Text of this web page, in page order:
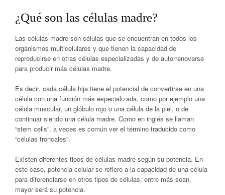
¿Qué son las células madre?
Las células madre son células que se encuentran en todos los
organismos multicelulares y que tienen la capacidad de
reproducirse en otras células especializadas y de autorrenovarse
para producir más células madre.
Es decir, cada célula hija tiene el potencial de convertirse en una
célula con una función más especializada, como por ejemplo una
célula muscular, un glóbulo rojo o una célula de la piel, o de
continuar siendo una célula madre. Como en inglés se llaman
“stem cells”, a veces es común ver el término traducido como
“células troncales”.
Existen diferentes tipos de células madre según su potencia. En
este caso, potencia celular se refiere a la capacidad de una célula
para diferenciarse en otros tipos de células: entre más sean,
mayor será su potencia.